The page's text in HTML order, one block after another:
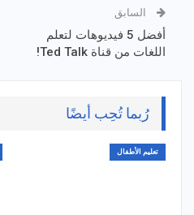
السابق
أفضل 5 فيديوهات لتعلم
اللغات من قناة Ted Talk!
رُبما تُحِب أيضًا
تعليم الأطفال